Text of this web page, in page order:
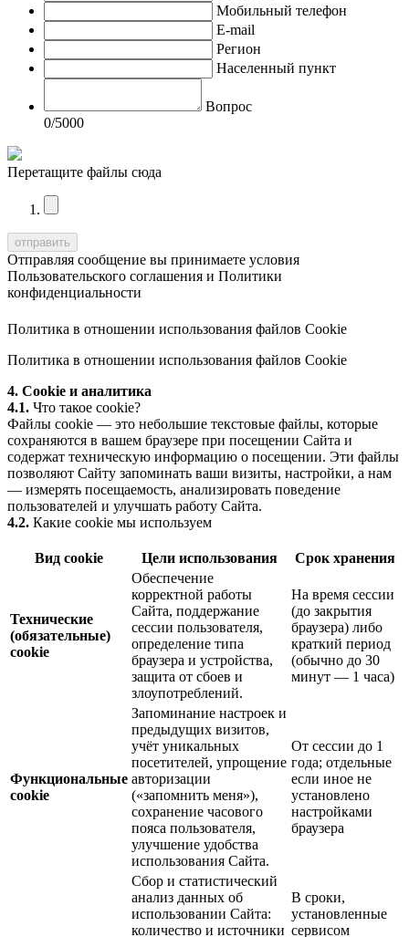
Мобильный телефон
E-mail
Регион
Населенный пункт
Вопрос
0/5000
Перетащите файлы сюда
Отправляя сообщение вы принимаете условия
Пользовательского соглашения и Политики
конфиденциальности
Политика в отношении использования файлов Cookie
Политика в отношении использования файлов Cookie
4. Cookie и аналитика
4.1. Что такое cookie?
Файлы cookie — это небольшие текстовые файлы, которые
сохраняются в вашем браузере при посещении Сайта и
содержат техническую информацию о посещении. Эти файлы
позволяют Сайту запоминать ваши визиты, настройки, а нам
— измерять посещаемость, анализировать поведение
пользователей и улучшать работу Сайта.
4.2. Какие cookie мы используем
Вид cookie Цели использования Срок хранения
Технические
(обязательные)
cookie
Обеспечение
корректной работы
Сайта, поддержание
сессии пользователя,
определение типа
браузера и устройства,
защита от сбоев и
злоупотреблений.
На время сессии
(до закрытия
браузера) либо
краткий период
(обычно до 30
минут — 1 часа)
Функциональные
cookie
Запоминание настроек и
предыдущих визитов,
учёт уникальных
посетителей, упрощение
авторизации
(«запомнить меня»),
сохранение часового
пояса пользователя,
улучшение удобства
использования Сайта.
От сессии до 1
года; отдельные
если иное не
установлено
настройками
браузера
Сбор и статистический
анализ данных об
использовании Сайта:
количество и источники
В сроки,
установленные
сервисом